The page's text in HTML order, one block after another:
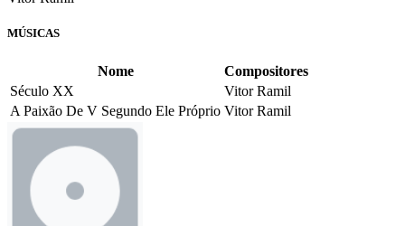
MÚSICAS
Nome
Compositores
Século XX
Vitor Ramil
A Paixão De V Segundo Ele Próprio Vitor Ramil